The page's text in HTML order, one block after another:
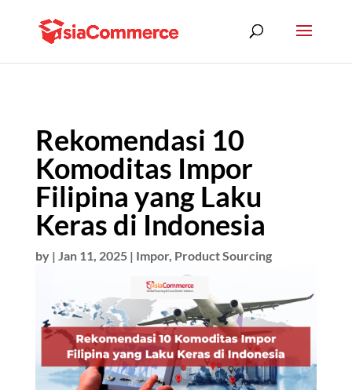
Rekomendasi 10
Komoditas Impor
Filipina yang Laku
Keras di Indonesia
by | Jan 11, 2025| Impor, Product Sourcing